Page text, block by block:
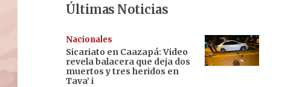
Últimas Noticias
Nacionales
Sicariato en Caazapá: Video
revela balacera que deja dos
muertos y tres heridos en
Tava’ i